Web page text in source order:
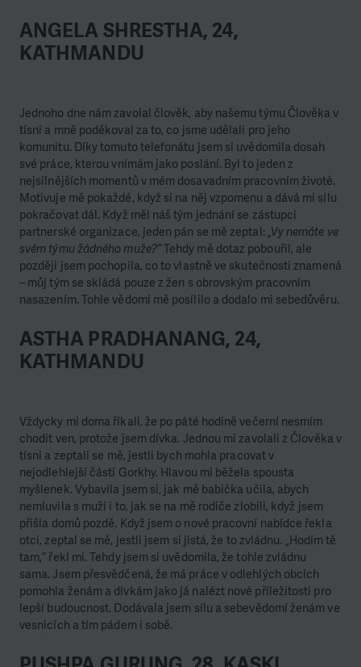
ANGELA SHRESTHA, 24,
KATHMANDU
Jednoho dne nám zavolal člověk, aby našemu týmu Člověka v
tísni a mně poděkoval za to, co jsme udělali pro jeho
komunitu. Díky tomuto telefonátu jsem si uvědomila dosah
své práce, kterou vnímám jako poslání. Byl to jeden z
nejsilnějších momentů v mém dosavadním pracovním životě.
Motivuje mě pokaždé, když si na něj vzpomenu a dává mi sílu
pokračovat dál. Když měl náš tým jednání se zástupci
partnerské organizace, jeden pán se mě zeptal: „Vy nemáte ve
svém týmu žádného muže?”Tehdy mě dotaz pobouřil, ale
později jsem pochopila, co to vlastně ve skutečnosti znamená
– můj tým se skládá pouze z žen s obrovským pracovním
nasazením. Tohle vědomí mě posílilo a dodalo mi sebedůvěru.
ASTHA PRADHANANG, 24,
KATHMANDU
Vždycky mi doma říkali, že po páté hodině večerní nesmím
chodit ven, protože jsem dívka. Jednou mi zavolali z Člověka v
tísni a zeptali se mě, jestli bych mohla pracovat v
nejodlehlejší části Gorkhy. Hlavou mi běžela spousta
myšlenek. Vybavila jsem si, jak mě babička učila, abych
nemluvila s muži i to, jak se na mě rodiče zlobili, když jsem
přišla domů pozdě. Když jsem o nové pracovní nabídce řekla
otci, zeptal se mě, jestli jsem si jistá, že to zvládnu. „Hodím tě
tam,” řekl mi. Tehdy jsem si uvědomila, že tohle zvládnu
sama. Jsem přesvědčená, že má práce v odlehlých obcích
pomohla ženám a dívkám jako já nalézt nové příležitosti pro
lepší budoucnost. Dodávala jsem sílu a sebevědomí ženám ve
vesnicích a tím pádem i sobě.